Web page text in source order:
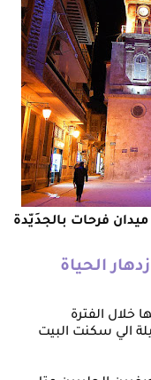
فرحات بالجدَيّدة
الحياة
خلال الفترة
الي سكنت البيت